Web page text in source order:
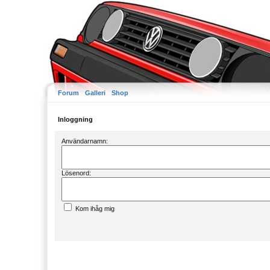
Forum Galleri Shop
Inloggning
Användarnamn:
Lösenord:
Kom ihåg mig